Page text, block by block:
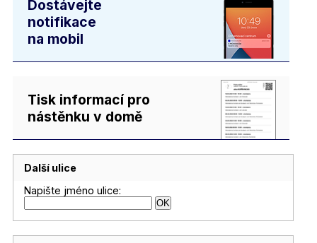
Dostávejte
notifikace
na mobil
Tisk informací pro
nástěnku v domě
Další ulice
Napište jméno ulice: